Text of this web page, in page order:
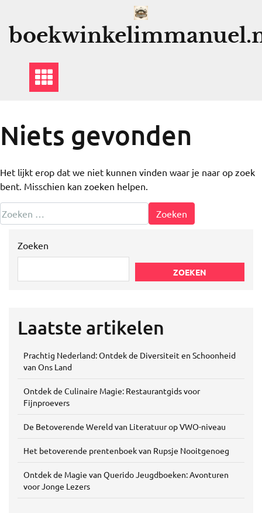
Niets gevonden
Het lijkt erop dat we niet kunnen vinden waar je naar op zoek
bent. Misschien kan zoeken helpen.
Zoeken
ZOEKEN
Laatste artikelen
Prachtig Nederland: Ontdek de Diversiteit en Schoonheid
van Ons Land
Ontdek de Culinaire Magie: Restaurantgids voor
Fijnproevers
De Betoverende Wereld van Literatuur op VWO-niveau
Het betoverende prentenboek van Rupsje Nooitgenoeg
Ontdek de Magie van Querido Jeugdboeken: Avonturen
voor Jonge Lezers